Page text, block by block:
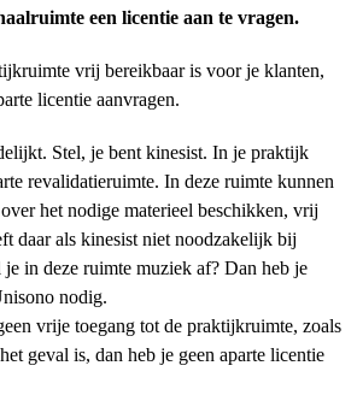
een licentie aan te vragen.
vrij bereikbaar is voor je klanten,
licentie aanvragen.
Stel, je bent kinesist. In je praktijk
revalidatieruimte. In deze ruimte kunnen
het nodige materieel beschikken, vrij
daar als kinesist niet noodzakelijk bij
in deze ruimte muziek af? Dan heb je
nodig.
vrije toegang tot de praktijkruimte, zoals
geval is, dan heb je geen aparte licentie